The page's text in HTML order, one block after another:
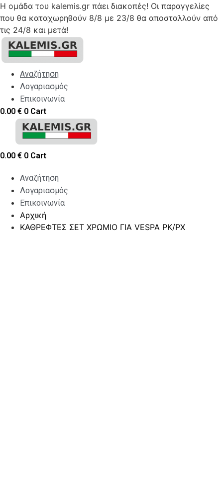
Η ομάδα του kalemis.gr πάει διακοπές! Οι παραγγελίες
που θα καταχωρηθούν 8/8 με 23/8 θα αποσταλλούν από
τις 24/8 και μετά!
Skip
content
Αναζήτηση
Λογαριασμός
Επικοινωνία
0.00 € 0 Cart
0.00 € 0 Cart
Αναζήτηση
Λογαριασμός
Επικοινωνία
Αρχική
ΚΑΘΡΕΦΤΕΣ ΣΕΤ ΧΡΩΜΙΟ ΓΙΑ VESPA PK/PX